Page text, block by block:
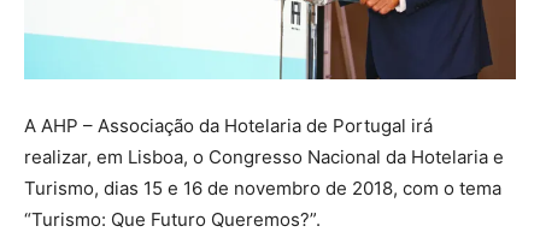
A AHP – Associação da Hotelaria de Portugal irá
realizar, em Lisboa, o Congresso Nacional da Hotelaria e
Turismo, dias 15 e 16 de novembro de 2018, com o tema
“Turismo: Que Futuro Queremos?”.